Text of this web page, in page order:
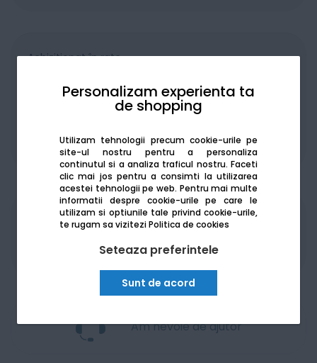
Personalizam experienta ta
de shopping
Utilizam tehnologii precum cookie-urile pe
site-ul nostru pentru a personaliza
continutul si a analiza traficul nostru. Faceti
clic mai jos pentru a consimti la utilizarea
acestei tehnologii pe web. Pentru mai multe
informatii despre cookie-urile pe care le
utilizam si optiunile tale privind cookie-urile,
te rugam sa viziteziPolitica de cookies
Seteaza preferintele
Sunt de acord
Achiziționat în rate
De la: 161.24Lei / lună Vezi detalii
Produsele sunt disponibile pe platforma de
Am nevoie de ajutor